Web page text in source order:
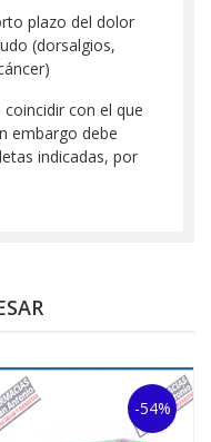
plazo del dolor
(dorsalgios,
con el que
embargo debe
indicadas, por
-54%